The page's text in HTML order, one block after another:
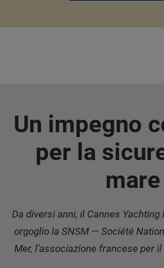
Un impegno
per la
mare
Da diversi anni, il Cannes
orgoglio la SNSM — Société
Mer, l’associazione francese per